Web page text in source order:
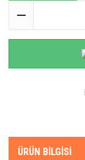
ÜRÜN BILGISI